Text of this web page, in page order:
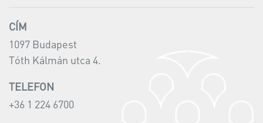
CÍM
1097 Budapest
Tóth Kálmán utca 4.
TELEFON
+36 1 224 6700